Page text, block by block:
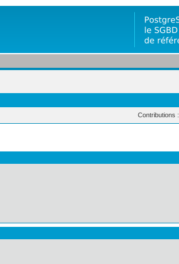
Contributions :